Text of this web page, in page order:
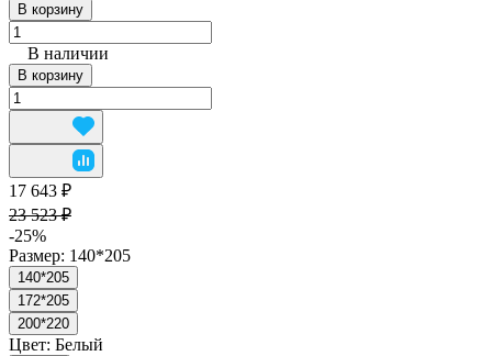
В корзину
В наличии
В корзину
17 643 ₽
23 523 ₽
-25%
Размер: 140*205
140*205
172*205
200*220
Цвет: Белый